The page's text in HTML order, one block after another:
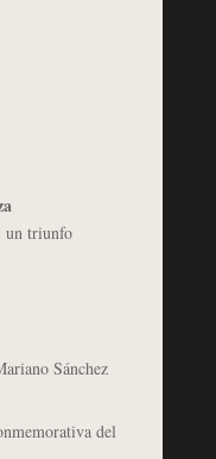
un triunfo
Sánchez
del